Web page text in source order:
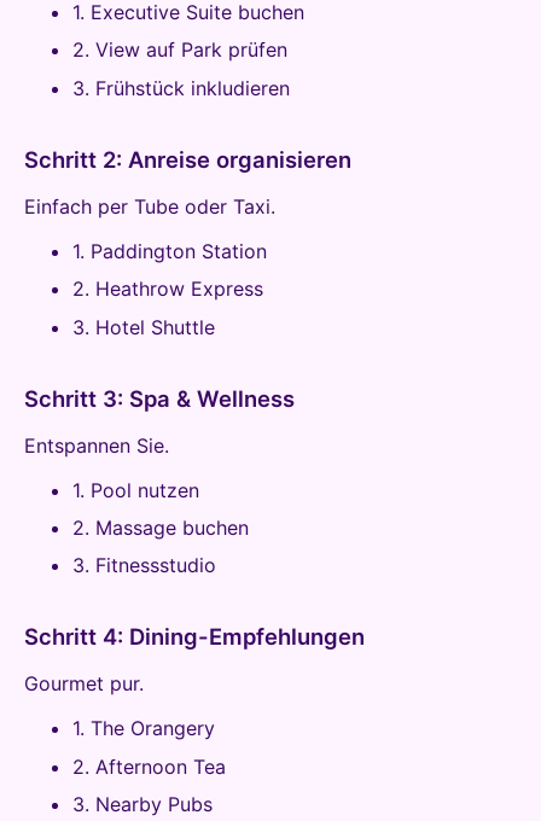
1. Executive Suite buchen
2. View auf Park prüfen
3. Frühstück inkludieren
Schritt 2: Anreise organisieren
Einfach per Tube oder Taxi.
1. Paddington Station
2. Heathrow Express
3. Hotel Shuttle
Schritt 3: Spa & Wellness
Entspannen Sie.
1. Pool nutzen
2. Massage buchen
3. Fitnessstudio
Schritt 4: Dining-Empfehlungen
Gourmet pur.
1. The Orangery
2. Afternoon Tea
3. Nearby Pubs